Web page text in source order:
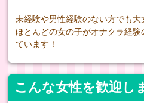
未経験や男性経験のない方でも大
ほとんどの女の子がオナクラ経
ています！
こんな女性を歓迎し